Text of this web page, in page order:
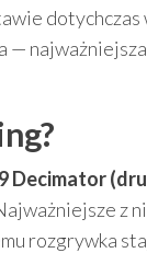
Decimator
z
rozgrywka